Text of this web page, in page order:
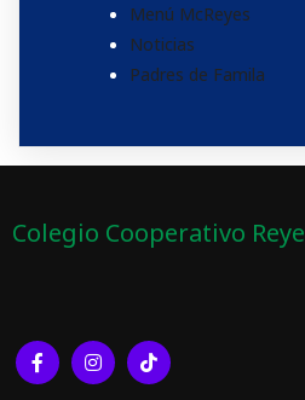
Menú McReyes
Noticias
Padres de Famila
Colegio Cooperativo